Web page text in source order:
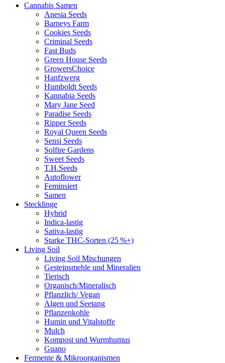
Cannabis Samen
Anesia Seeds
Barneys Farm
Cookies Seeds
Criminal Seeds
Fast Buds
Green House Seeds
GrowersChoice
Hanfzwerg
Humboldt Seeds
Kannabia Seeds
Mary Jane Seed
Paradise Seeds
Ripper Seeds
Royal Queen Seeds
Sensi Seeds
Solfire Gardens
Sweet Seeds
T.H.Seeds
Autoflower
Feminsiert
Samen
Stecklinge
Hybrid
Indica-lastig
Sativa-lastig
Starke THC-Sorten (25 %+)
Living Soil
Living Soil Mischungen
Gesteinsmehle und Mineralien
Tierisch
Organisch/Mineralisch
Pflanzlich/ Vegan
Algen und Seetang
Pflanzenkohle
Humin und Vitalstoffe
Mulch
Kompost und Wurmhumus
Guano
Fermente & Mikroorganismen